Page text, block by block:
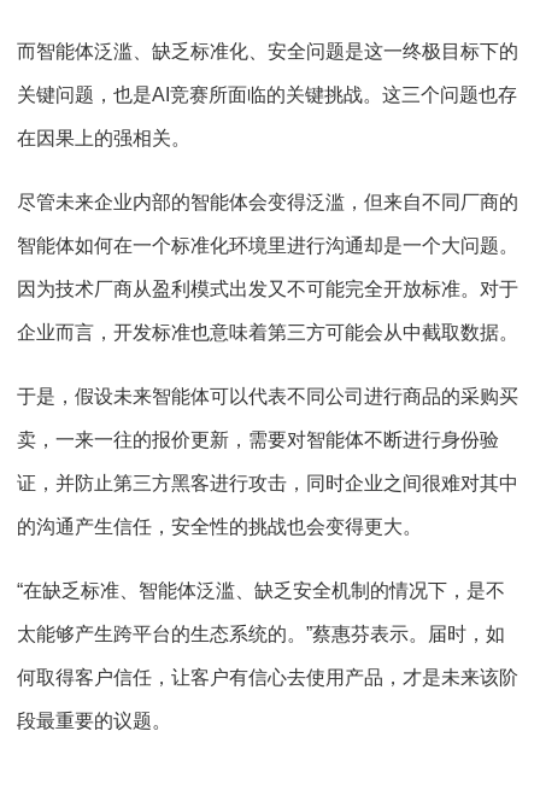
而智能体泛滥、缺乏标准化、安全问题是这一终极目标下的
关键问题，也是AI竞赛所面临的关键挑战。这三个问题也存
在因果上的强相关。
尽管未来企业内部的智能体会变得泛滥，但来自不同厂商的
智能体如何在一个标准化环境里进行沟通却是一个大问题。
因为技术厂商从盈利模式出发又不可能完全开放标准。对于
企业而言，开发标准也意味着第三方可能会从中截取数据。
于是，假设未来智能体可以代表不同公司进行商品的采购买
卖，一来一往的报价更新，需要对智能体不断进行身份验
证，并防止第三方黑客进行攻击，同时企业之间很难对其中
的沟通产生信任，安全性的挑战也会变得更大。
“在缺乏标准、智能体泛滥、缺乏安全机制的情况下，是不
太能够产生跨平台的生态系统的。”蔡惠芬表示。届时，如
何取得客户信任，让客户有信心去使用产品，才是未来该阶
段最重要的议题。